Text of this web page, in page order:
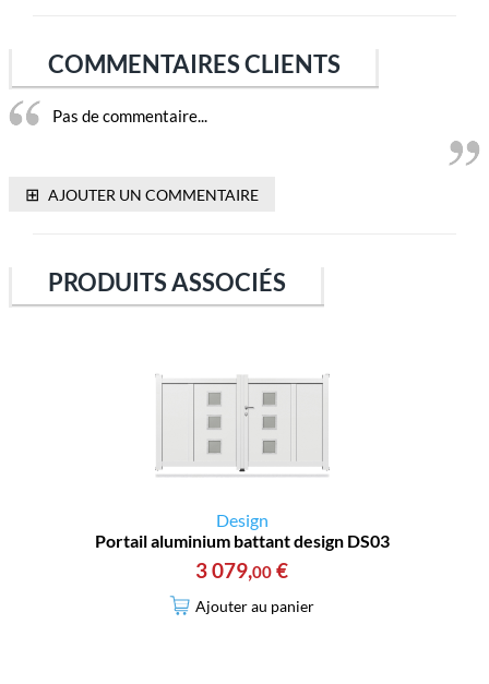
COMMENTAIRES CLIENTS
Pas de commentaire...
⊞ AJOUTER UN COMMENTAIRE
PRODUITS ASSOCIÉS
Design
Portail aluminium battant design DS03
3 079,00 €
Ajouter au panier